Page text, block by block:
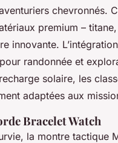
chevronnés.
premium –
innovante.
randonnée et
solaire, les
adaptées aux
Bracelet Watch
la montre tactique